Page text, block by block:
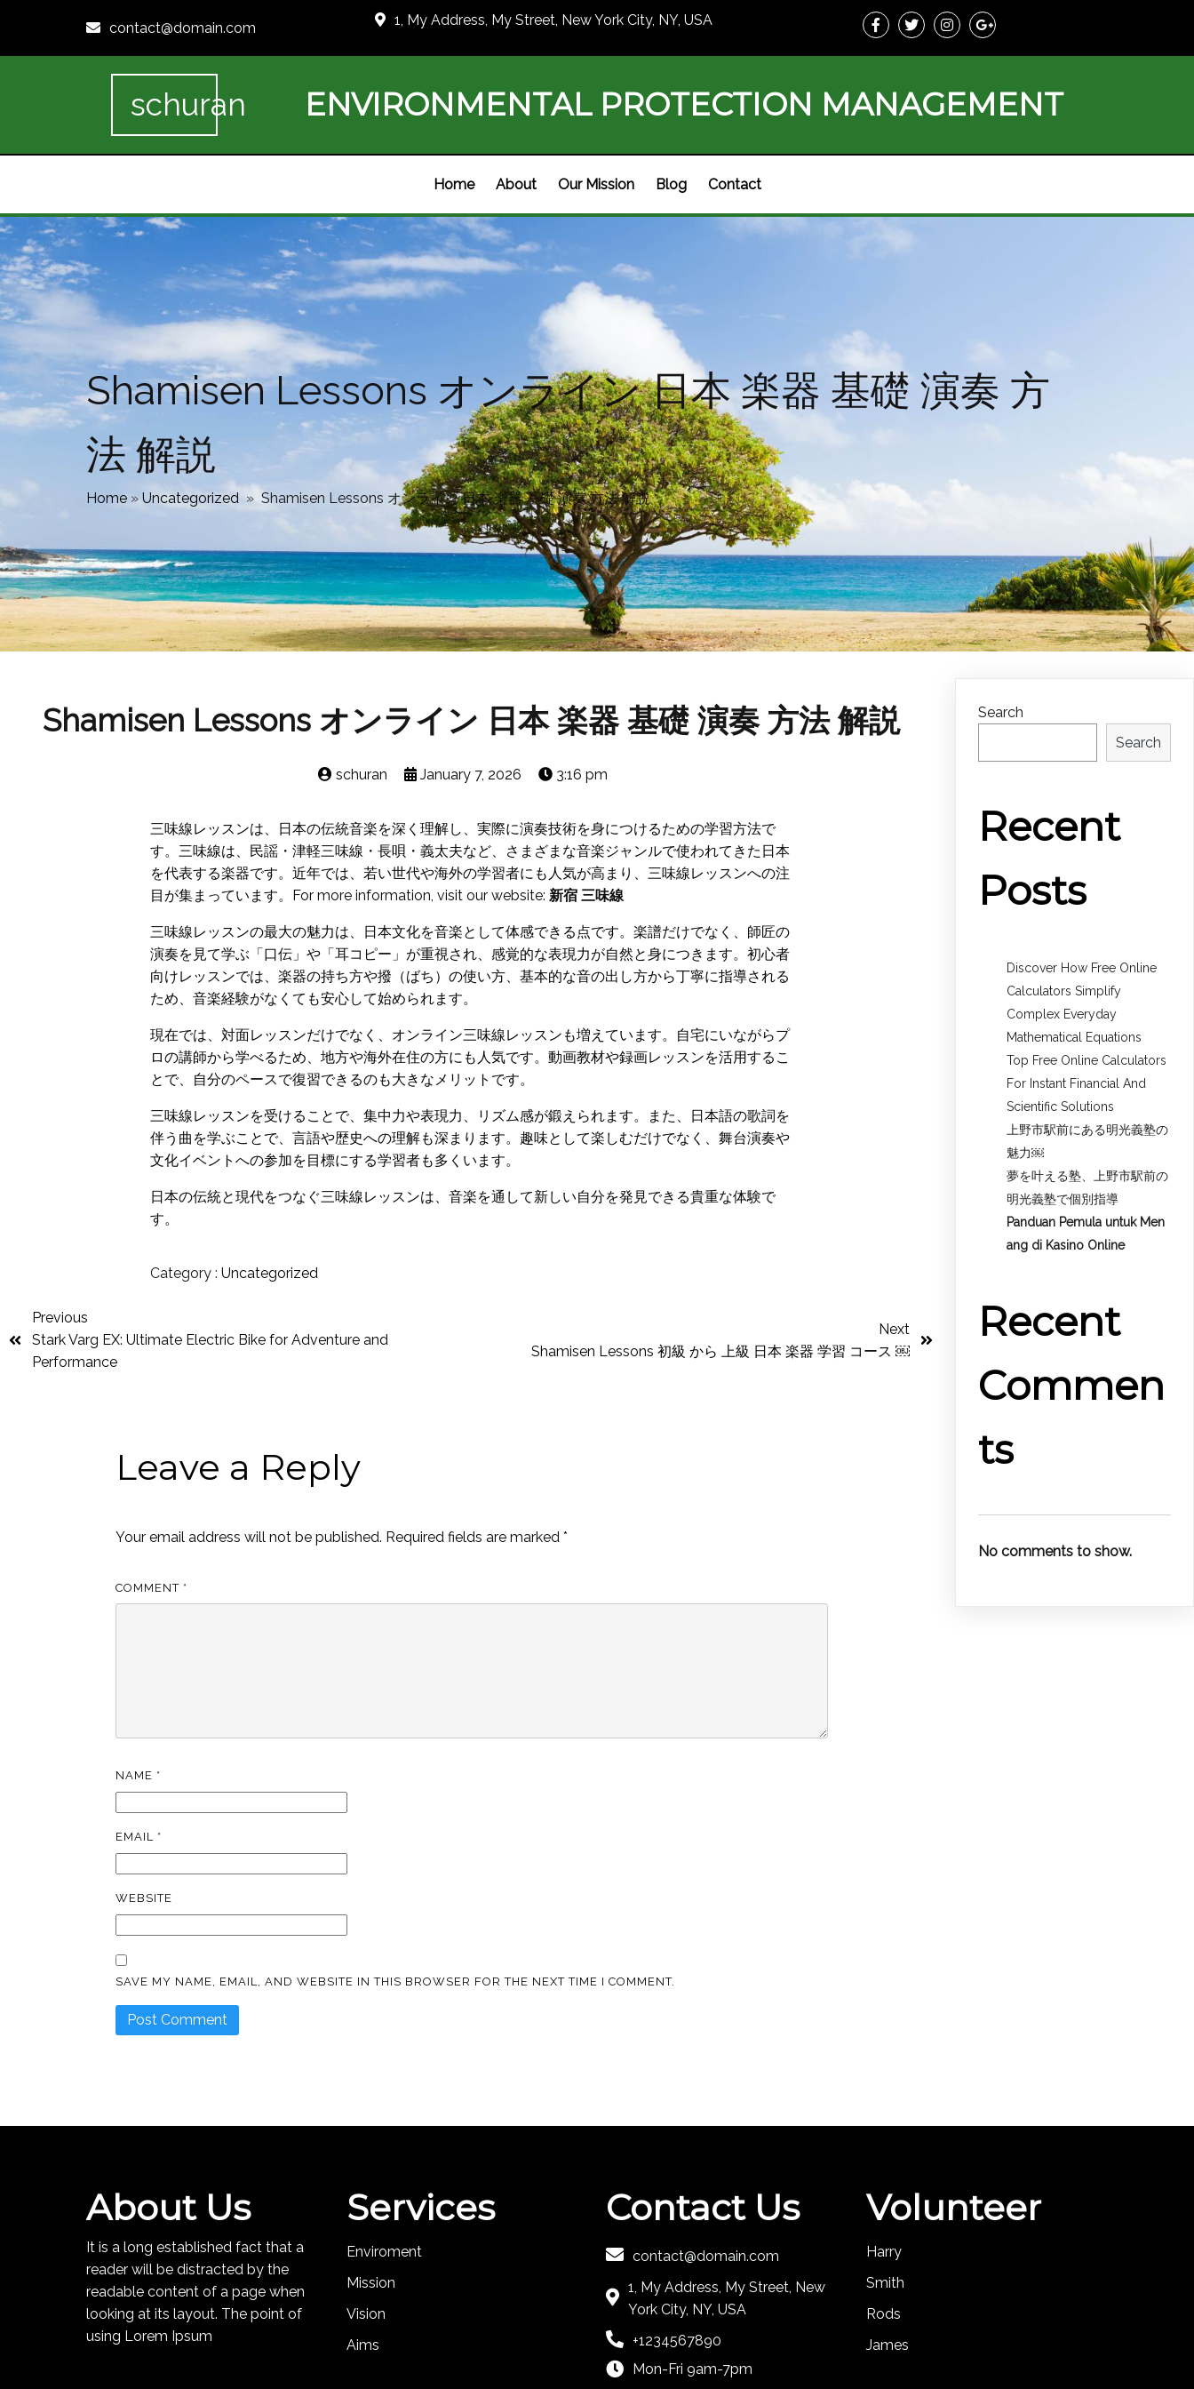
contact@domain.com 1, My Address, My Street, New York City, NY, USA
schuran ENVIRONMENTAL PROTECTION MANAGEMENT
Home About Our Mission Blog Contact
Shamisen Lessons オンライン 日本 楽器 基礎 演奏 方
法 解説
Home » Uncategorized » Shamisen Lessons オンライン 日本 楽器 基礎 演奏 方法 解説
Shamisen Lessons オンライン 日本 楽器 基礎 演奏 方法 解説
schuran January 7, 2026 3:16 pm
三味線レッスンは、日本の伝統音楽を深く理解し、実際に演奏技術を身につけるための学習方法で
す。三味線は、民謡・津軽三味線・長唄・義太夫など、さまざまな音楽ジャンルで使われてきた日本
を代表する楽器です。近年では、若い世代や海外の学習者にも人気が高まり、三味線レッスンへの注
目が集まっています。For more information, visit our website: 新宿 三味線
三味線レッスンの最大の魅力は、日本文化を音楽として体感できる点です。楽譜だけでなく、師匠の
演奏を見て学ぶ「口伝」や「耳コピー」が重視され、感覚的な表現力が自然と身につきます。初心者
向けレッスンでは、楽器の持ち方や撥（ばち）の使い方、基本的な音の出し方から丁寧に指導される
ため、音楽経験がなくても安心して始められます。
現在では、対面レッスンだけでなく、オンライン三味線レッスンも増えています。自宅にいながらプ
ロの講師から学べるため、地方や海外在住の方にも人気です。動画教材や録画レッスンを活用するこ
とで、自分のペースで復習できるのも大きなメリットです。
三味線レッスンを受けることで、集中力や表現力、リズム感が鍛えられます。また、日本語の歌詞を
伴う曲を学ぶことで、言語や歴史への理解も深まります。趣味として楽しむだけでなく、舞台演奏や
文化イベントへの参加を目標にする学習者も多くいます。
日本の伝統と現代をつなぐ三味線レッスンは、音楽を通して新しい自分を発見できる貴重な体験で
す。
Category : Uncategorized
Previous
Stark Varg EX: Ultimate Electric Bike for Adventure and
Performance
Next
Shamisen Lessons 初級 から 上級 日本 楽器 学習 コース ￼
Leave a Reply
Your email address will not be published. Required fields are marked*
COMMENT *
NAME *
EMAIL *
WEBSITE
SAVE MY NAME, EMAIL, AND WEBSITE IN THIS BROWSER FOR THE NEXT TIME I COMMENT.
Search
Search
Recent
Posts
Discover How Free Online
Calculators Simplify
Complex Everyday
Mathematical Equations
Top Free Online Calculators
For Instant Financial And
Scientific Solutions
上野市駅前にある明光義塾の
魅力￼
夢を叶える塾、上野市駅前の
明光義塾で個別指導
Panduan Pemula untuk Men
ang di Kasino Online
Recent
Commen
ts
No comments to show.
About Us
It is a long established fact that a
reader will be distracted by the
readable content of a page when
looking at its layout. The point of
using Lorem Ipsum
Services
Enviroment
Mission
Vision
Aims
Contact Us
contact@domain.com
1, My Address, My Street, New
York City, NY, USA
+1234567890
Mon-Fri 9am-7pm
Volunteer
Harry
Smith
Rods
James